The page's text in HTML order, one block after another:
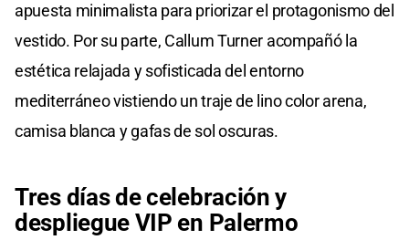
apuesta minimalista para priorizar el protagonismo del
vestido. Por su parte, Callum Turner acompañó la
estética relajada y sofisticada del entorno
mediterráneo vistiendo un traje de lino color arena,
camisa blanca y gafas de sol oscuras.
Tres días de celebración y
despliegue VIP en Palermo